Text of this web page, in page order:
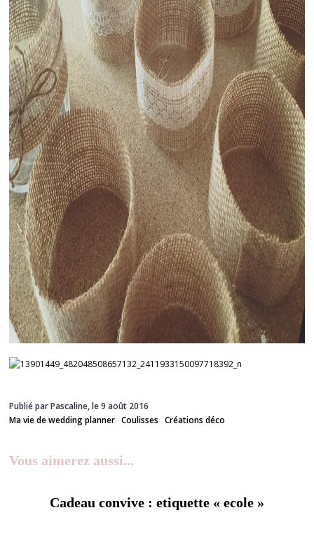
Publié par Pascaline, le 9 août 2016
Ma vie de wedding planner Coulisses Créations déco
Vous aimerez aussi...
Cadeau convive : etiquette « ecole »